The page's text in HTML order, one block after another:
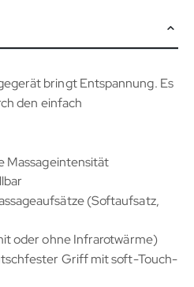
bringt Entspannung. Es
den einfach
Massageintensität
(Softaufsatz,
oder ohne Infrarotwärme)
Griff mit soft-Touch-